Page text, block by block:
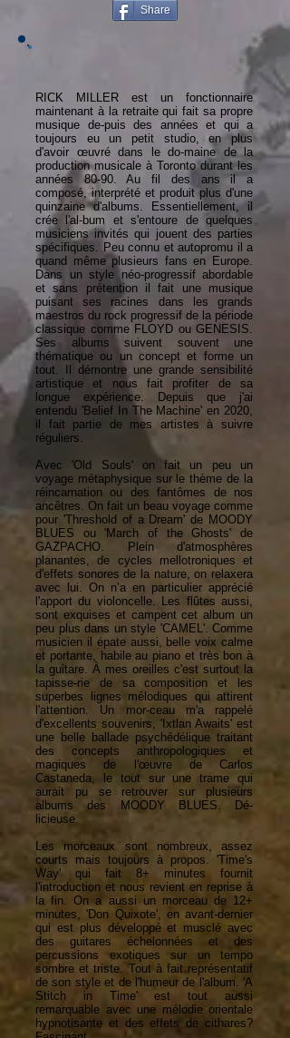
Share
RICK MILLER est un fonctionnaire
maintenant à la retraite qui fait sa propre
musique de-puis des années et qui a
toujours eu un petit studio, en plus
d'avoir œuvré dans le do-maine de la
production musicale à Toronto durant les
années 80-90. Au fil des ans il a
composé, interprété et produit plus d'une
quinzaine d'albums. Essentiellement, il
crée l'al-bum et s'entoure de quelques
musiciens invités qui jouent des parties
spécifiques. Peu connu et autopromu il a
quand même plusieurs fans en Europe.
Dans un style néo-progressif abordable
et sans prétention il fait une musique
puisant ses racines dans les grands
maestros du rock progressif de la période
classique comme FLOYD ou GENESIS.
Ses albums suivent souvent une
thématique ou un concept et forme un
tout. Il démontre une grande sensibilité
artistique et nous fait profiter de sa
longue expérience. Depuis que j'ai
entendu 'Belief In The Machine' en 2020,
il fait partie de mes artistes à suivre
réguliers.
Avec 'Old Souls' on fait un peu un
voyage métaphysique sur le thème de la
réincarnation ou des fantômes de nos
ancêtres. On fait un beau voyage comme
pour 'Threshold of a Dream' de MOODY
BLUES ou 'March of the Ghosts' de
GAZPACHO. Plein d'atmosphères
planantes, de cycles mellotroniques et
d'effets sonores de la nature, on relaxera
avec lui. On n’a en particulier apprécié
l'apport du violoncelle. Les flûtes aussi,
sont exquises et campent cet album un
peu plus dans un style 'CAMEL'. Comme
musicien il épate aussi, belle voix calme
et portante, habile au piano et très bon à
la guitare. À mes oreilles c'est surtout la
tapisse-rie de sa composition et les
superbes lignes mélodiques qui attirent
l'attention. Un mor-ceau m'a rappelé
d'excellents souvenirs, 'Ixtlan Awaits' est
une belle ballade psychédélique traitant
des concepts anthropologiques et
magiques de l'œuvre de Carlos
Castaneda, le tout sur une trame qui
aurait pu se retrouver sur plusieurs
albums des MOODY BLUES. Dé-
licieuse.
Les morceaux sont nombreux, assez
courts mais toujours à propos. 'Time's
Way' qui fait 8+ minutes fournit
l'introduction et nous revient en reprise à
la fin. On a aussi un morceau de 12+
minutes, 'Don Quixote', en avant-dernier
qui est plus développé et musclé avec
des guitares échelonnées et des
percussions exotiques sur un tempo
sombre et triste. Tout à fait représentatif
de son style et de l'humeur de l'album. 'A
Stitch in Time' est tout aussi
remarquable avec une mélodie orientale
hypnotisante et des effets de cithares?